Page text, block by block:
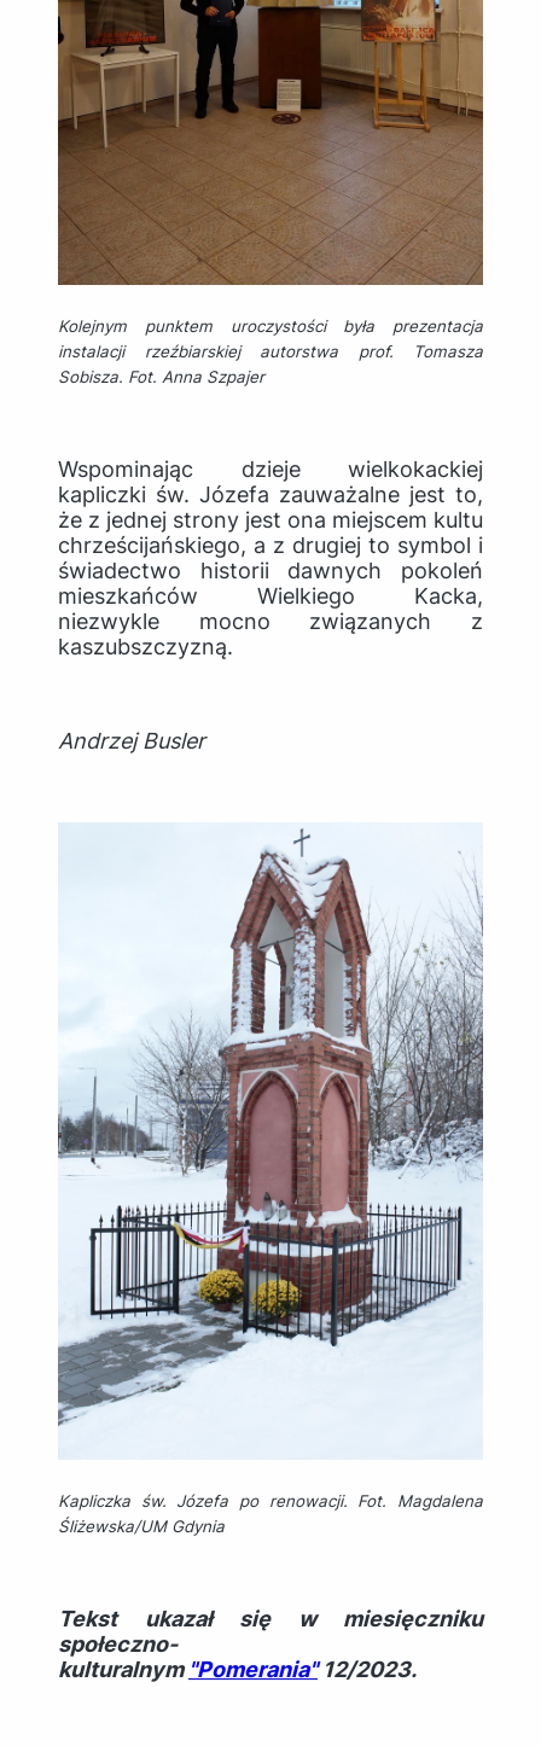
Kolejnym punktem uroczystości była prezentacja
instalacji rzeźbiarskiej autorstwa prof. Tomasza
Sobisza. Fot. Anna Szpajer
Wspominając dzieje wielkokackiej
kapliczki św. Józefa zauważalne jest to,
że z jednej strony jest ona miejscem kultu
chrześcijańskiego, a z drugiej to symbol i
świadectwo historii dawnych pokoleń
mieszkańców Wielkiego Kacka,
niezwykle mocno związanych z
kaszubszczyzną.
Andrzej Busler
Kapliczka św. Józefa po renowacji. Fot. Magdalena
Śliżewska/UM Gdynia
Tekst ukazał się w miesięczniku
społeczno-
kulturalnym "Pomerania" 12/2023.